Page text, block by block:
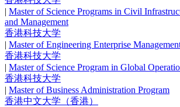
| Master of Science Programs in Civil
and Management
香港科技大学
| Master of Engineering Enterprise
香港科技大学
| Master of Science Program in Global
香港科技大学
| Master of Business Administration Program
香港中文大学（香港）